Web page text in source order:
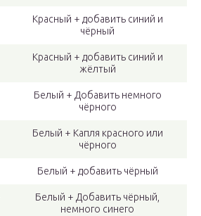
Красный + добавить синий и
чёрный
Красный + добавить синий и
жёлтый
Белый + Добавить немного
чёрного
Белый + Капля красного или
чёрного
Белый + добавить чёрный
Белый + Добавить чёрный,
немного синего